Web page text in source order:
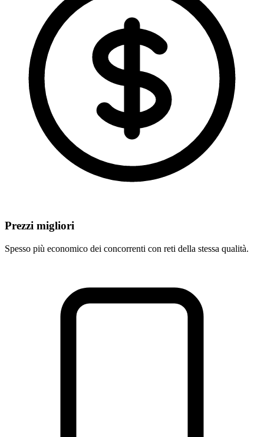
Prezzi migliori
Spesso più economico dei concorrenti con reti della stessa qualità.